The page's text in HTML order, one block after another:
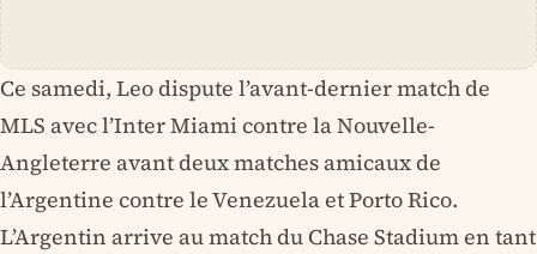
Ce samedi, Leo dispute l’avant-dernier match de
MLS avec l’Inter Miami contre la Nouvelle-
Angleterre avant deux matches amicaux de
l’Argentine contre le Venezuela et Porto Rico.
L’Argentin arrive au match du Chase Stadium en tant